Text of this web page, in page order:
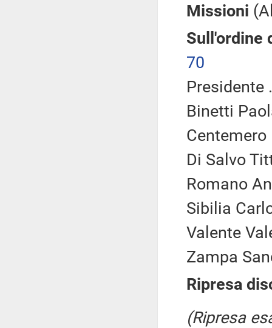
Missioni
Sull'ordine
70
Presidente
Binetti
Di Salvo
Romano
Sibilia
Valente
Zampa
Ripresa
(Ripresa